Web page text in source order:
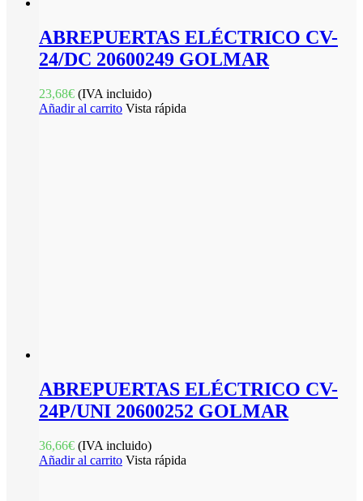
ABREPUERTAS ELÉCTRICO CV-
24/DC 20600249 GOLMAR
23,68€ (IVA incluido)
Añadir al carrito Vista rápida
ABREPUERTAS ELÉCTRICO CV-
24P/UNI 20600252 GOLMAR
36,66€ (IVA incluido)
Añadir al carrito Vista rápida